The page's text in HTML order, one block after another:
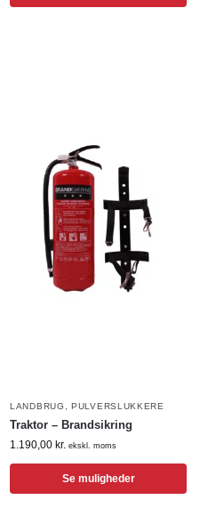
LANDBRUG , PULVERSLUKKERE
Traktor – Brandsikring
1.190,00 kr. ekskl. moms
Se muligheder